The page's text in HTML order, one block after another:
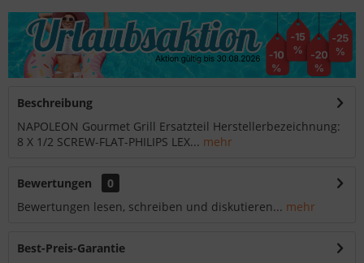
Beschreibung
NAPOLEON Gourmet Grill Ersatzteil Herstellerbezeichnung:
8 X 1/2 SCREW-FLAT-PHILIPS LEX... mehr
Bewertungen
0
Bewertungen lesen, schreiben und diskutieren... mehr
Best-Preis-Garantie